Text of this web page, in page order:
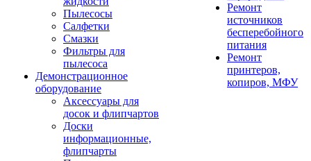
Пылесосы
Салфетки
Смазки
Фильтры для
пылесоса
Демонстрационное
оборудование
Аксессуары для
досок и флипчартов
Доски
информационные,
флипчарты
Ремонт
источников
бесперебойного
питания
Ремонт
принтеров,
копиров, МФУ